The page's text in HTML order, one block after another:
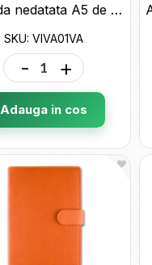
Agenda nedatata A5 de lux Viva Arles Verde deschis VIVA01VA
SKU: VIVA01VA
- +
Adauga in cos